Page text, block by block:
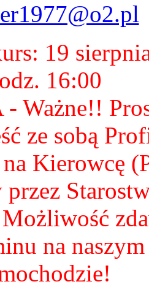
19
16:00
Ważne!!
ze sobą
Kierowcę
na naszym